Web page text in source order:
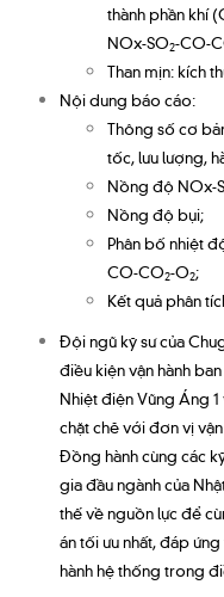
thành phần khí
NOx-SO2-CO-
Than mịn: kích
Nội dung báo cáo:
Thông số cơ
tốc, lưu lượng,
Nồng độ NOx-
Nồng độ bụi;
Phân bố nhiệt
CO-CO2-O2;
Kết quả phân
Đội ngũ kỹ sư của
điều kiện vận hành
Nhiệt điện Vũng Áng
chặt chẽ với đơn vị
Đồng hành cùng các
gia đầu ngành của
thế về nguồn lực để
án tối ưu nhất, đáp
hành hệ thống trong